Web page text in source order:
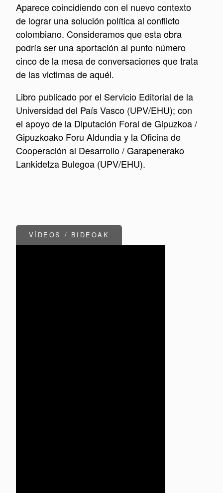
Aparece coincidiendo con el nuevo contexto
de lograr una solución política al conflicto
colombiano. Consideramos que esta obra
podría ser una aportación al punto número
cinco de la mesa de conversaciones que trata
de las victimas de aquél.
Libro publicado por el Servicio Editorial de la
Universidad del País Vasco (UPV/EHU); con
el apoyo de la Diputación Foral de Gipuzkoa /
Gipuzkoako Foru Aldundia y la Oficina de
Cooperación al Desarrollo / Garapenerako
Lankidetza Bulegoa (UPV/EHU).
VÍDEOS / BIDEOAK